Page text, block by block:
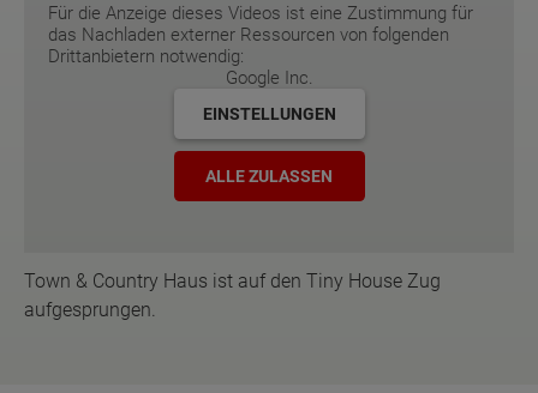
Für die Anzeige dieses Videos ist eine Zustimmung für
das Nachladen externer Ressourcen von folgenden
Drittanbietern notwendig:
Google Inc.
EINSTELLUNGEN
ALLE ZULASSEN
Town & Country Haus ist auf den Tiny House Zug
aufgesprungen.